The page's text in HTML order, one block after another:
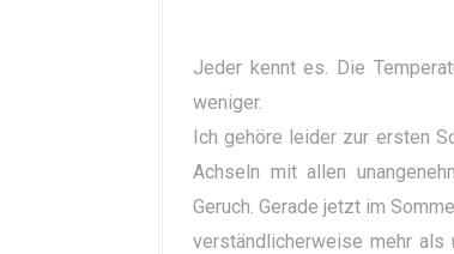
Jeder kennt es. Die
weniger.
Ich gehöre leider zur ersten
Achseln mit allen
Geruch. Gerade jetzt im
verständlicherweise mehr als